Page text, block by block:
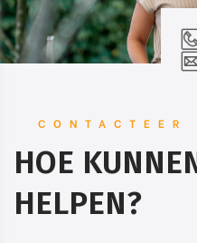
CONTACTEER
HOE
HELPEN?